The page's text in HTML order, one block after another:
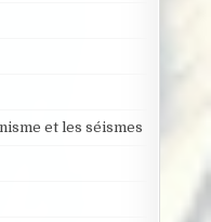
et les séismes